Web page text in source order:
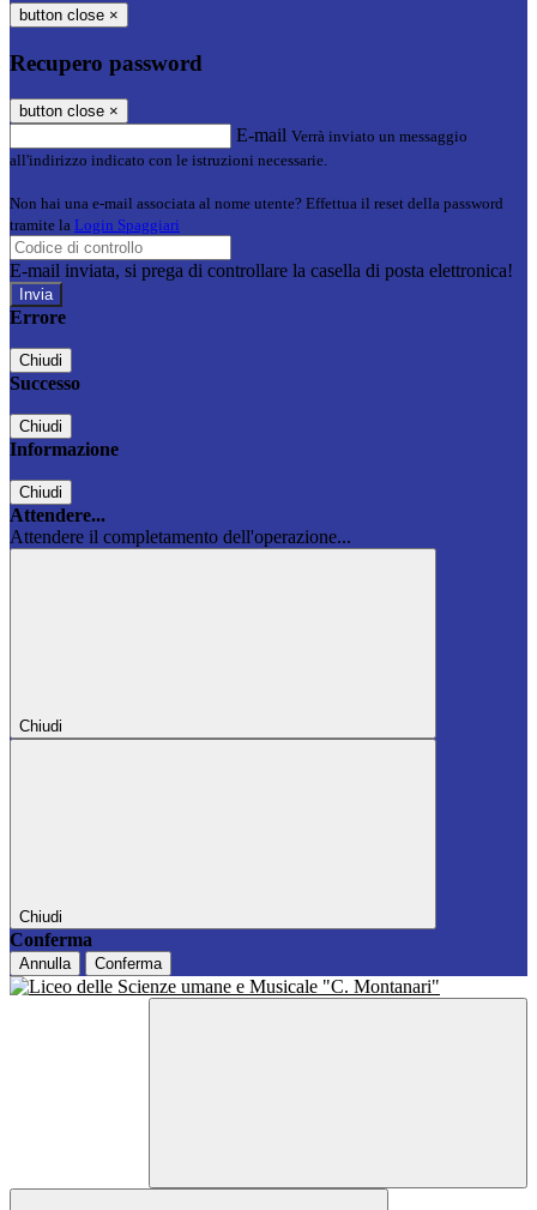
button close ×
Recupero password
button close ×
E-mail Verrà inviato un messaggio
all'indirizzo indicato con le istruzioni necessarie.
Non hai una e-mail associata al nome utente? Effettua il reset della password
tramite la Login Spaggiari
E-mail inviata, si prega di controllare la casella di posta elettronica!
Errore
Chiudi
Successo
Chiudi
Informazione
Chiudi
Attendere...
Attendere il completamento dell'operazione...
Chiudi
Chiudi
Conferma
Annulla Conferma